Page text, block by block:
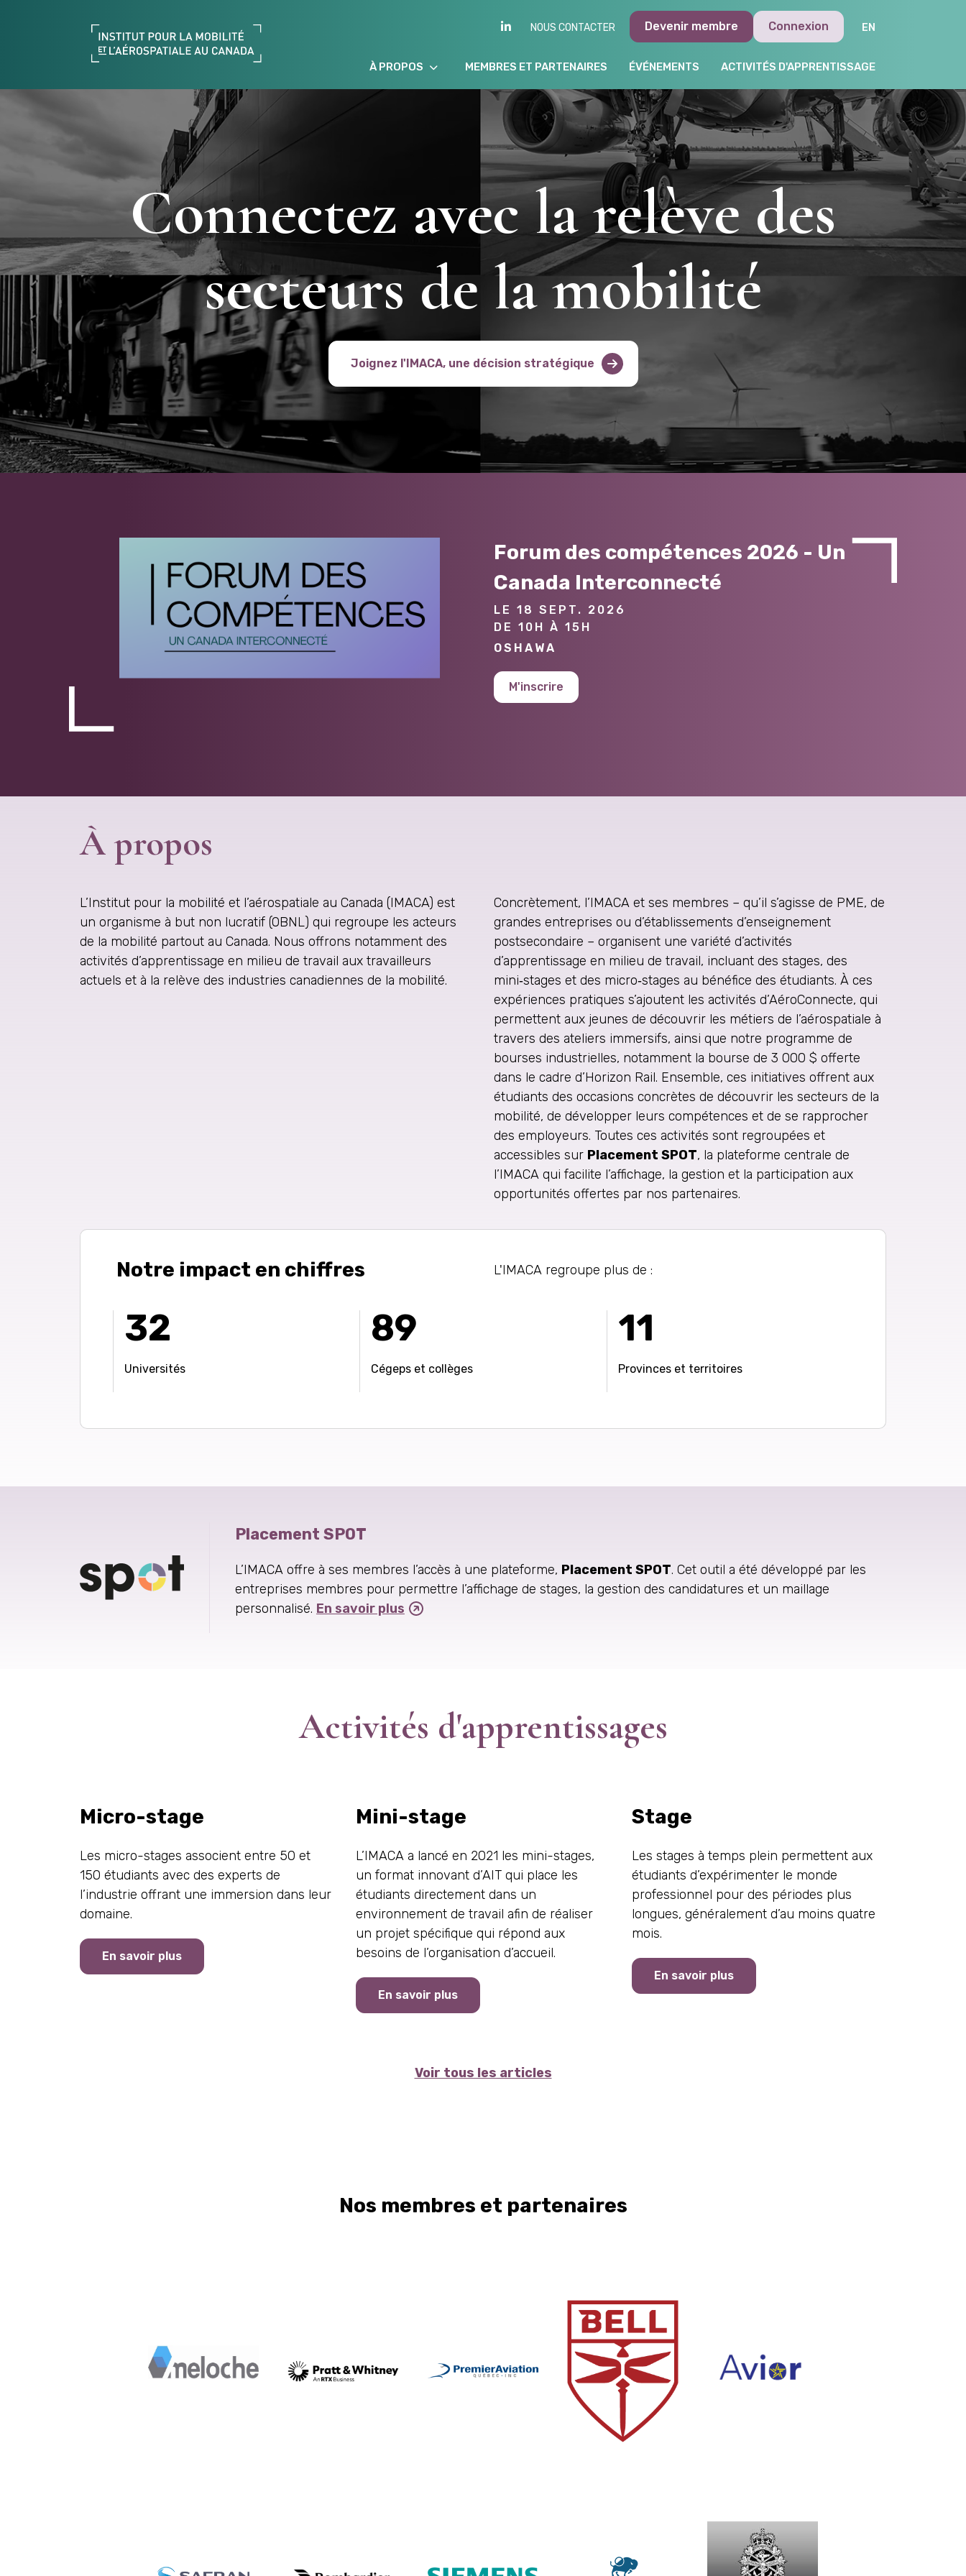
LINKEDIN
NOUS CONTACTER Devenir membre Connexion
À PROPOS MEMBRES ET PARTENAIRES ÉVÉNEMENTS ACTIVITÉS D'APPRENTISSAGE
Connectez avec la relève des
secteurs de la mobilité
Joignez l'IMACA, une décision stratégique
Forum des compétences 2026 - Un
Canada Interconnecté
LE 18 SEPT. 2026
DE 10H À 15H
OSHAWA
M'inscrire
À propos
L’Institut pour la mobilité et l’aérospatiale au Canada (IMACA) est
un organisme à but non lucratif (OBNL) qui regroupe les acteurs
de la mobilité partout au Canada. Nous offrons notamment des
activités d’apprentissage en milieu de travail aux travailleurs
actuels et à la relève des industries canadiennes de la mobilité.
Concrètement, l’IMACA et ses membres – qu’il s’agisse de PME, de
grandes entreprises ou d’établissements d’enseignement
postsecondaire – organisent une variété d’activités
d’apprentissage en milieu de travail, incluant des stages, des
mini‑stages et des micro‑stages au bénéfice des étudiants. À ces
expériences pratiques s’ajoutent les activités d’AéroConnecte, qui
permettent aux jeunes de découvrir les métiers de l’aérospatiale à
travers des ateliers immersifs, ainsi que notre programme de
bourses industrielles, notamment la bourse de 3 000 $ offerte
dans le cadre d’Horizon Rail. Ensemble, ces initiatives offrent aux
étudiants des occasions concrètes de découvrir les secteurs de la
mobilité, de développer leurs compétences et de se rapprocher
des employeurs. Toutes ces activités sont regroupées et
accessibles sur Placement SPOT, la plateforme centrale de
l’IMACA qui facilite l’affichage, la gestion et la participation aux
opportunités offertes par nos partenaires.
Notre impact en chiffres L'IMACA regroupe plus de :
32
Universités
89
Cégeps et collèges
11
Provinces et territoires
Placement SPOT
L’IMACA offre à ses membres l’accès à une plateforme, Placement SPOT. Cet outil a été développé par les
entreprises membres pour permettre l’affichage de stages, la gestion des candidatures et un maillage
personnalisé. En savoir plus
Activités d'apprentissages
Micro-stage
Les micro-stages associent entre 50 et
150 étudiants avec des experts de
l’industrie offrant une immersion dans leur
domaine.
En savoir plus
Mini-stage
L’IMACA a lancé en 2021 les mini-stages,
un format innovant d’AIT qui place les
étudiants directement dans un
environnement de travail afin de réaliser
un projet spécifique qui répond aux
besoins de l’organisation d’accueil.
En savoir plus
Stage
Les stages à temps plein permettent aux
étudiants d’expérimenter le monde
professionnel pour des périodes plus
longues, généralement d’au moins quatre
mois.
En savoir plus
Voir tous les articles
Nos membres et partenaires